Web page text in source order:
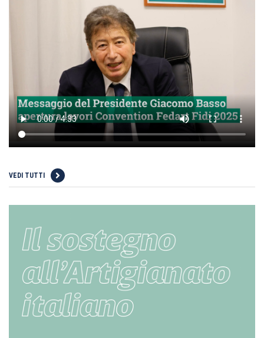
VEDI TUTTI